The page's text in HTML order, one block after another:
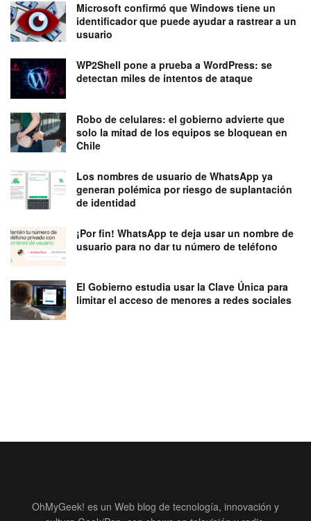
Microsoft confirmó que Windows tiene un
identificador que puede ayudar a rastrear a un
usuario
WP2Shell pone a prueba a WordPress: se
detectan miles de intentos de ataque
Robo de celulares: el gobierno advierte que
solo la mitad de los equipos se bloquean en
Chile
Los nombres de usuario de WhatsApp ya
generan polémica por riesgo de suplantación
de identidad
¡Por fin! WhatsApp te deja usar un nombre de
usuario para no dar tu número de teléfono
El Gobierno estudia usar la Clave Única para
limitar el acceso de menores a redes sociales
OhMyGeek! es un Web blog de tecnología, innovación y